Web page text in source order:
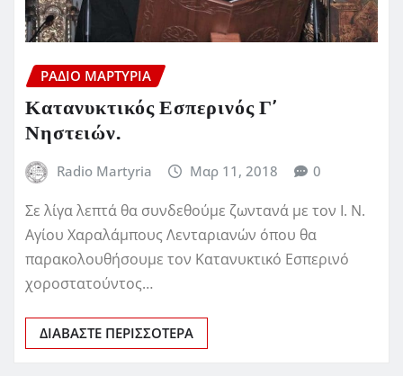
ΡΆΔΙΟ ΜΑΡΤΥΡΊΑ
Κατανυκτικός Εσπερινός Γ’
Νηστειών.
Radio Martyria Μαρ 11, 2018 0
Σε λίγα λεπτά θα συνδεθούμε ζωντανά με τον Ι. Ν.
Αγίου Χαραλάμπους Λενταριανών όπου θα
παρακολουθήσουμε τον Κατανυκτικό Εσπερινό
χοροστατούντος…
ΔΙΑΒΆΣΤΕ ΠΕΡΙΣΣΌΤΕΡΑ